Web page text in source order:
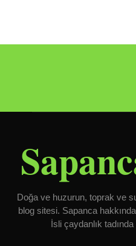
Doğa ve huzurun, toprak ve
blog sitesi. Sapanca
İsli çaydanlık